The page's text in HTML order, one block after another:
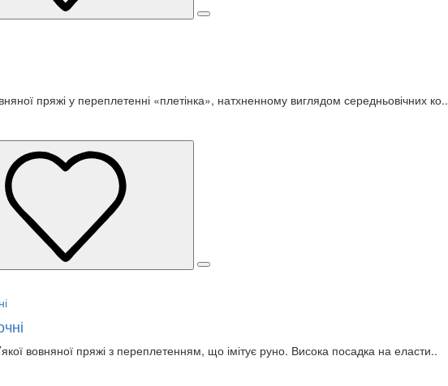
пряжі у переплетенні «плетінка», натхненному виглядом середньовічних ко..
вовняної пряжі з переплетенням, що імітує руно. Висока посадка на еласти..